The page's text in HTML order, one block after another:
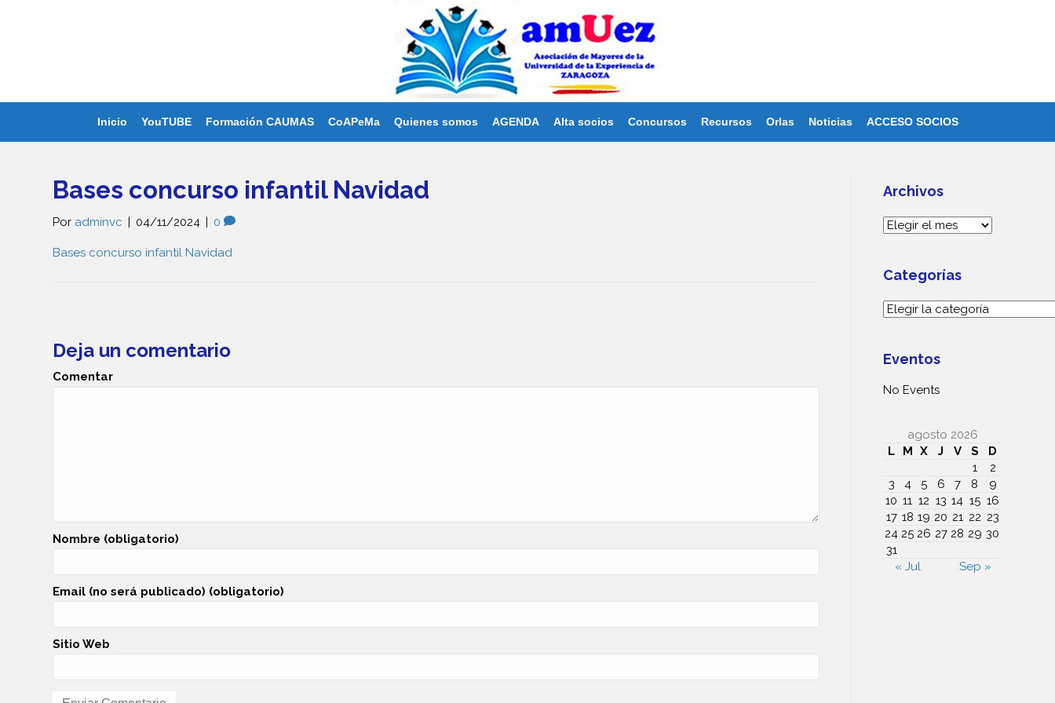
Inicio YouTUBE Formación CAUMAS CoAPeMa Quienes somos AGENDA Alta socios Concursos Recursos Orlas Noticias ACCESO SOCIOS
Bases concurso infantil Navidad
Por adminvc | 04/11/2024 | 0
Bases concurso infantil Navidad
Deja un comentario
Comentar
Nombre (obligatorio)
Email (no será publicado) (obligatorio)
Sitio Web
Archivos
Archivos
Categorías
Categorías
Eventos
No Events
agosto 2026
L
M X J V S
D
1
2
3
4 5 6 7 8
9
10 11 12 13 14 15 16
17 18 19 20 21 22 23
24 25 26 27 28 29 30
31
« Jul
Sep »